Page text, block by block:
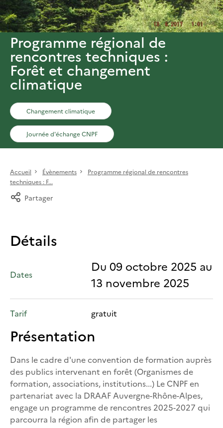
Programme régional de
rencontres techniques :
Forêt et changement
climatique
Changement climatique
Journée d'échange CNPF
Accueil Évènements
Programme régional de rencontres
techniques : F...
Partager
Détails
Dates
Du 09 octobre 2025 au
13 novembre 2025
Tarif gratuit
Présentation
Dans le cadre d'une convention de formation auprès
des publics intervenant en forêt (Organismes de
formation, associations, institutions...) Le CNPF en
partenariat avec la DRAAF Auvergne-Rhône-Alpes,
engage un programme de rencontres 2025-2027 qui
parcourra la région afin de partager les